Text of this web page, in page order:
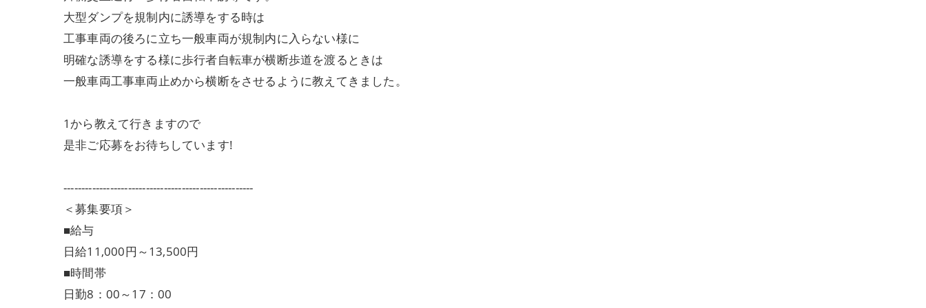
大型ダンプを規制内に誘導をする時は
工事車両の後ろに立ち一般車両が規制内に入らない様に
明確な誘導をする様に歩行者自転車が横断歩道を渡るときは
一般車両工事車両止めから横断をさせるように教えてきました。
1から教えて行きますので
是非ご応募をお待ちしています!
-----------------------------------------------------
＜募集要項＞
■給与
日給11,000円～13,500円
■時間帯
日勤8：00～17：00